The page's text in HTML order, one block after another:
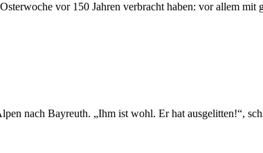
vor 150 Jah­ren ver­bracht ha­ben: vor al­lem
nach Bay­reuth. „Ihm ist wohl. Er hat